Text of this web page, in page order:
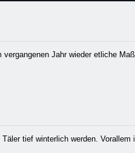
Jahr wieder etliche
tief winterlich werden. Vorallem